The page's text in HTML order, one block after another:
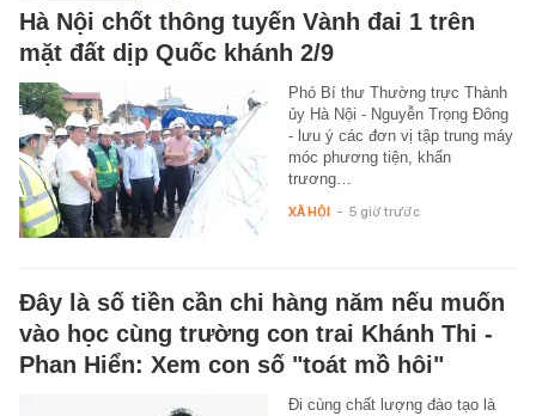
Hà Nội chốt thông tuyến Vành đai 1 trên
mặt đất dịp Quốc khánh 2/9
Phó Bí thư Thường trực Thành
ủy Hà Nội - Nguyễn Trọng Đông
- lưu ý các đơn vị tập trung máy
móc phương tiện, khẩn
trương…
XÃ HỘI - 5 giờ trước
Đây là số tiền cần chi hàng năm nếu muốn
vào học cùng trường con trai Khánh Thi -
Phan Hiển: Xem con số "toát mồ hôi"
Đi cùng chất lượng đào tạo là